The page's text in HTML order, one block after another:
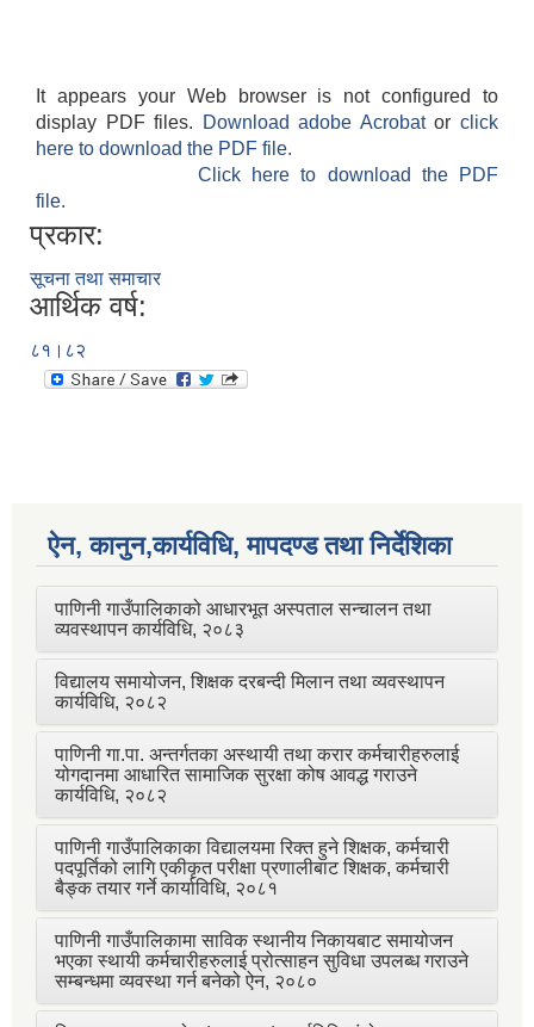
It appears your Web browser is not configured to
display PDF files.
Download adobe Acrobatorclick
here to download the PDF file.
Click here to download the PDF
file.
प्रकार:
सूचना तथा समाचार
आर्थिक वर्ष:
८१।८२
ऐन, कानुन,कार्यविधि, मापदण्ड तथा निर्देशिका
पाणिनी गाउँपालिकाको आधारभूत अस्पताल सन्चालन तथा
व्यवस्थापन कार्यविधि, २०८३
विद्यालय समायोजन, शिक्षक दरबन्दी मिलान तथा व्यवस्थापन
कार्यविधि, २०८२
पाणिनी गा.पा. अन्तर्गतका अस्थायी तथा करार कर्मचारीहरुलाई
योगदानमा आधारित सामाजिक सुरक्षा कोष आवद्ध गराउने
कार्यविधि, २०८२
पाणिनी गाउँपालिकाका विद्यालयमा रिक्त हुने शिक्षक, कर्मचारी
पदपूर्तिको लागि एकीकृत परीक्षा प्रणालीबाट शिक्षक, कर्मचारी
बैङ्क तयार गर्ने कार्याविधि, २०८१
पाणिनी गाउँपालिकामा साविक स्थानीय निकायबाट समायोजन
भएका स्थायी कर्मचारीहरुलाई प्रोत्साहन सुविधा उपलब्ध गराउने
सम्बन्धमा व्यवस्था गर्न बनेको ऐन, २०८०